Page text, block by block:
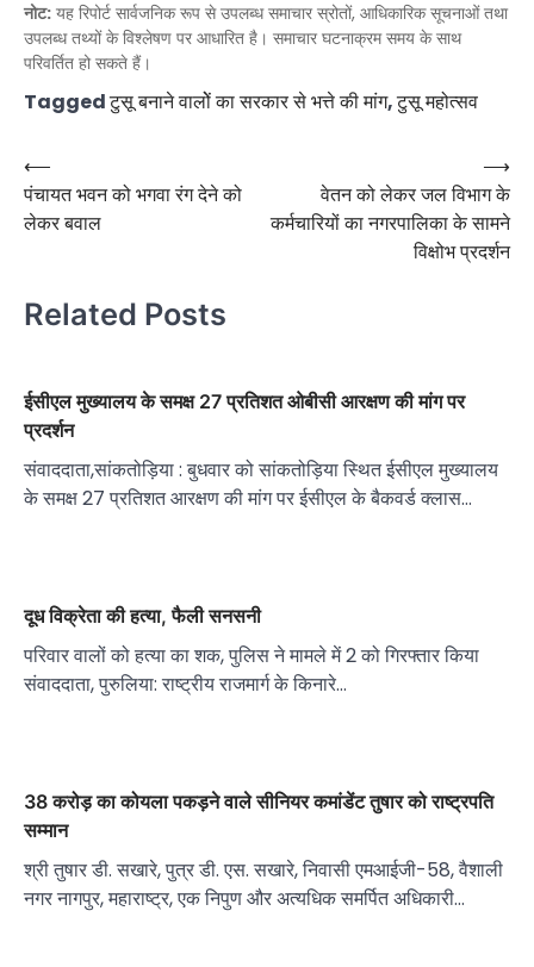
नोट: यह रिपोर्ट सार्वजनिक रूप से उपलब्ध समाचार स्रोतों, आधिकारिक सूचनाओं तथा
उपलब्ध तथ्यों के विश्लेषण पर आधारित है। समाचार घटनाक्रम समय के साथ
परिवर्तित हो सकते हैं।
Taggedटुसू बनाने वालोें का सरकार से भत्ते की मांग,टुसू महोत्सव
Post
navigation
⟵
पंचायत भवन को भगवा रंग देने को
लेकर बवाल
वेतन को लेकर जल विभाग के
कर्मचारियों का नगरपालिका के सामने
विक्षोभ प्रदर्शन
⟶
Related Posts
ईसीएल मुख्यालय के समक्ष 27 प्रतिशत ओबीसी आरक्षण की मांग पर
प्रदर्शन
संवाददाता,सांकतोड़िया : बुधवार को सांकतोड़िया स्थित ईसीएल मुख्यालय
के समक्ष 27 प्रतिशत आरक्षण की मांग पर ईसीएल के बैकवर्ड क्लास…
दूध विक्रेता की हत्या, फैली सनसनी
परिवार वालों को हत्या का शक, पुलिस ने मामले में 2 को गिरफ्तार किया
संवाददाता, पुरुलिया: राष्ट्रीय राजमार्ग के किनारे…
38 करोड़ का कोयला पकड़ने वाले सीनियर कमांडेंट तुषार को राष्ट्रपति
सम्मान
श्री तुषार डी. सखारे, पुत्र डी. एस. सखारे, निवासी एमआईजी-58, वैशाली
नगर नागपुर, महाराष्ट्र, एक निपुण और अत्यधिक समर्पित अधिकारी…